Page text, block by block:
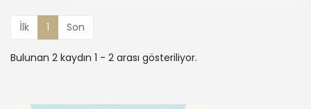
İlk 1 Son
Bulunan 2 kaydın 1 - 2 arası gösteriliyor.